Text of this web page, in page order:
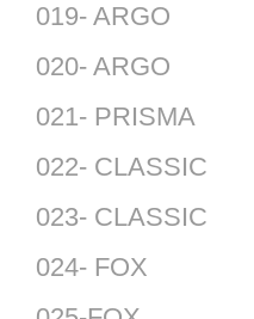
019- ARGO
020- ARGO
021-
022-
023-
024- FOX